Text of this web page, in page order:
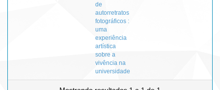
de
autorretratos
fotográficos :
uma
experiência
artística
sobre a
vivência na
universidade